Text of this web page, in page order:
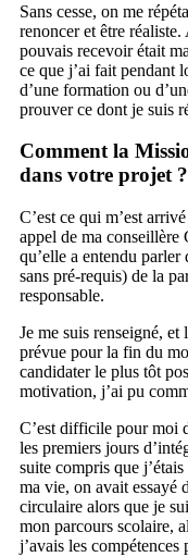
Sans cesse, on me
renoncer et être
pouvais recevoir était
ce que j’ai fait pendant
d’une formation ou
prouver ce dont je suis
Comment la
dans votre projet ?
C’est ce qui m’est
appel de ma conseillère
qu’elle a entendu
sans pré-requis) de la
responsable.
Je me suis renseigné,
prévue pour la fin du
candidater le plus tôt
motivation, j’ai pu
C’est difficile pour moi
les premiers jours
suite compris que
ma vie, on avait essayé
circulaire alors que je
mon parcours scolaire,
j’avais les